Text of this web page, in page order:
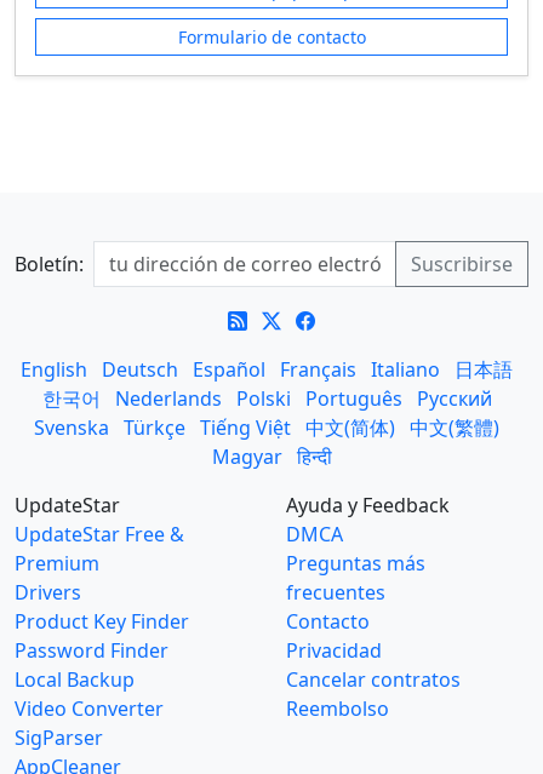
Formulario de contacto
Boletín:
English Deutsch Español Français Italiano
日本語
한국어
Nederlands Polski Português
Русский
Svenska Türkçe Tiếng Việt 中文(简体) 中文(繁體)
Magyar हिन्दी
UpdateStar
UpdateStar Free &
Premium
Drivers
Product Key Finder
Password Finder
Local Backup
Video Converter
SigParser
AppCleaner
Ayuda y Feedback
DMCA
Preguntas más
frecuentes
Contacto
Privacidad
Cancelar contratos
Reembolso